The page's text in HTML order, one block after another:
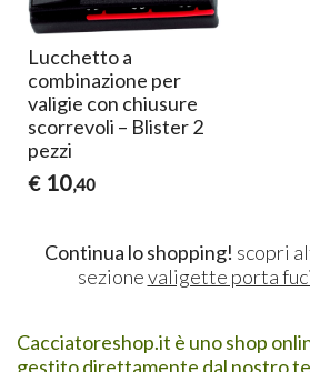
Lucchetto a
combinazione per
valigie con chiusure
scorrevoli – Blister 2
pezzi
€ 10,40
Continua lo shopping! scopri
sezionevaligette porta
Cacciatoreshop.it è uno shop
gestito direttamente dal nostro